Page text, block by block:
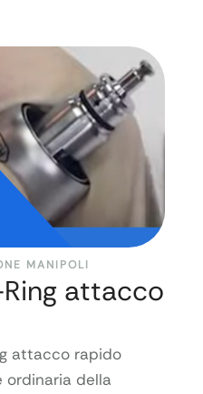
MANIPOLI
attacco
attacco rapido
ordinaria della